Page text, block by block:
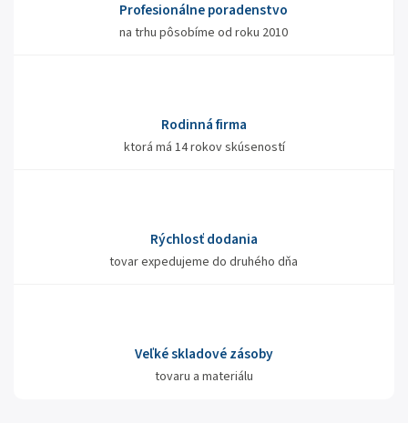
Profesionálne poradenstvo
na trhu pôsobíme od roku 2010
Rodinná firma
ktorá má 14 rokov skúseností
Rýchlosť dodania
tovar expedujeme do druhého dňa
Veľké skladové zásoby
tovaru a materiálu